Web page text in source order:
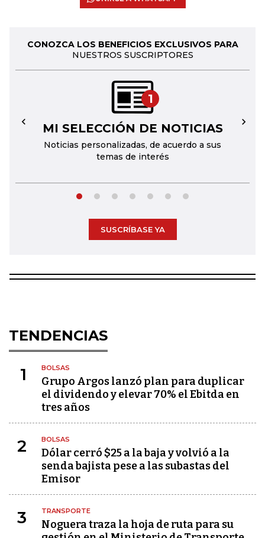
CONOZCA LOS BENEFICIOS EXCLUSIVOS PARA
NUESTROS SUSCRIPTORES
1
MI SELECCIÓN DE NOTICIAS
Noticias personalizadas, de acuerdo a sus
temas de interés
← →
SUSCRÍBASE YA
TENDENCIAS
1 BOLSAS
Grupo Argos lanzó plan para duplicar
el dividendo y elevar 70% el Ebitda en
tres años
2 BOLSAS
Dólar cerró $25 a la baja y volvió a la
senda bajista pese a las subastas del
Emisor
3 TRANSPORTE
Noguera traza la hoja de ruta para su